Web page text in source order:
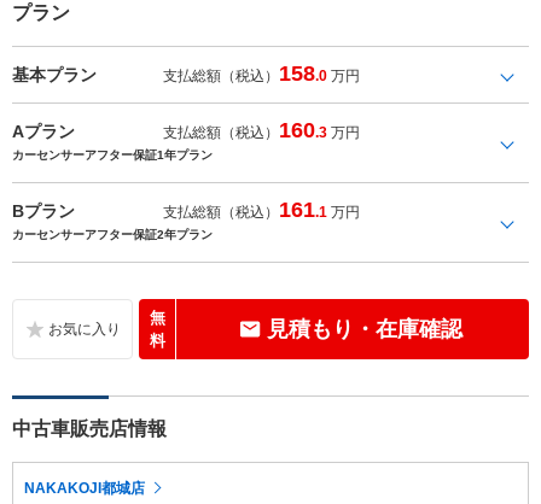
プラン
基本プラン 支払総額（税込） 158.0 万円
Aプラン 支払総額（税込） 160.3 万円
カーセンサーアフター保証1年プラン
Bプラン 支払総額（税込） 161.1 万円
カーセンサーアフター保証2年プラン
無
料
見積もり・在庫確認
中古車販売店情報
NAKAKOJI都城店